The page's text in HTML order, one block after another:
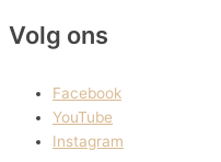
Volg ons
Facebook
YouTube
Instagram